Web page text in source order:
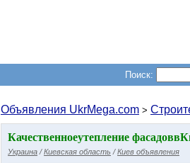
Поиск:
Объявления UkrMega.com >
Качественноеутепление
Украина /Киевская область /Киев объявления